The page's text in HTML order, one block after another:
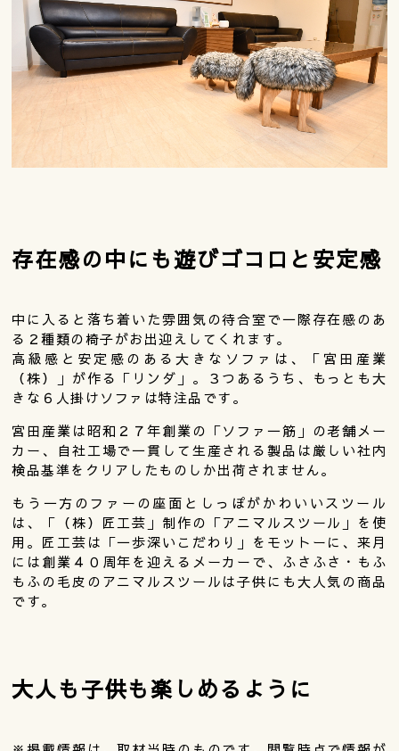
存在感の中にも遊びゴコロと安定感
中に入ると落ち着いた雰囲気の待合室で一際存在感のあ
る２種類の椅子がお出迎えしてくれます。
高級感と安定感のある大きなソファは、「宮田産業
（株）」が作る「リンダ」。３つあるうち、もっとも大
きな６人掛けソファは特注品です。
宮田産業は昭和２７年創業の「ソファ一筋」の老舗メー
カー、自社工場で一貫して生産される製品は厳しい社内
検品基準をクリアしたものしか出荷されません。
もう一方のファーの座面としっぽがかわいいスツール
は、「（株）匠工芸」制作の「アニマルスツール」を使
用。匠工芸は「一歩深いこだわり」をモットーに、来月
には創業４０周年を迎えるメーカーで、ふさふさ・もふ
もふの毛皮のアニマルスツールは子供にも大人気の商品
です。
大人も子供も楽しめるように